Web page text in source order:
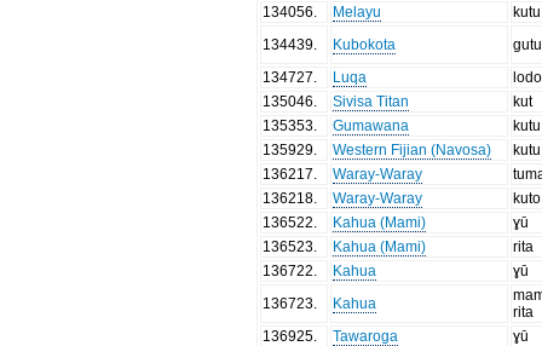
134056
Melayu
kutu
134439
Kubokota
gutu
134727
Luqa
lodo
135046
Sivisa Titan
kut
135353
Gumawana
kutu
135929
Western Fijian (Navosa)
kutu
136217
Waray-Waray
136218
Waray-Waray
kuto
136522
Kahua (Mami)
ɣū
136523
Kahua (Mami)
rita
136722
Kahua
ɣū
136723
Kahua
rita
136925
Tawaroga
ɣū